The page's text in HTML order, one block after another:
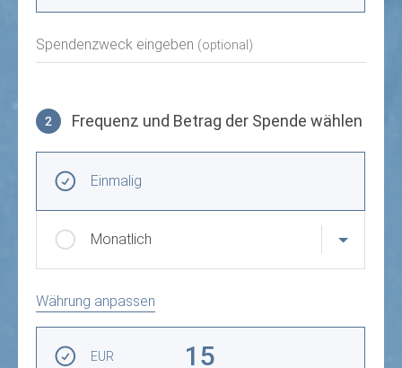
Spendenzweck eingeben (optional)
2 Frequenz und Betrag der Spende wählen
Einmalig
Monatlich
Währung anpassen
EUR 15